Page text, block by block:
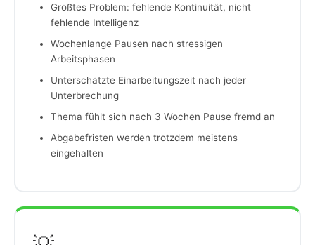
Größtes Problem: fehlende Kontinuität, nicht
fehlende Intelligenz
Wochenlange Pausen nach stressigen
Arbeitsphasen
Unterschätzte Einarbeitungszeit nach jeder
Unterbrechung
Thema fühlt sich nach 3 Wochen Pause fremd an
Abgabefristen werden trotzdem meistens
eingehalten